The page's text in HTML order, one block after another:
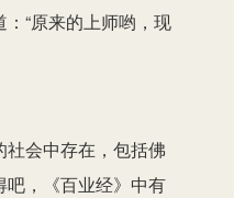
“原来的上师哟，现
会中存在，包括佛
吧，《百业经》中有